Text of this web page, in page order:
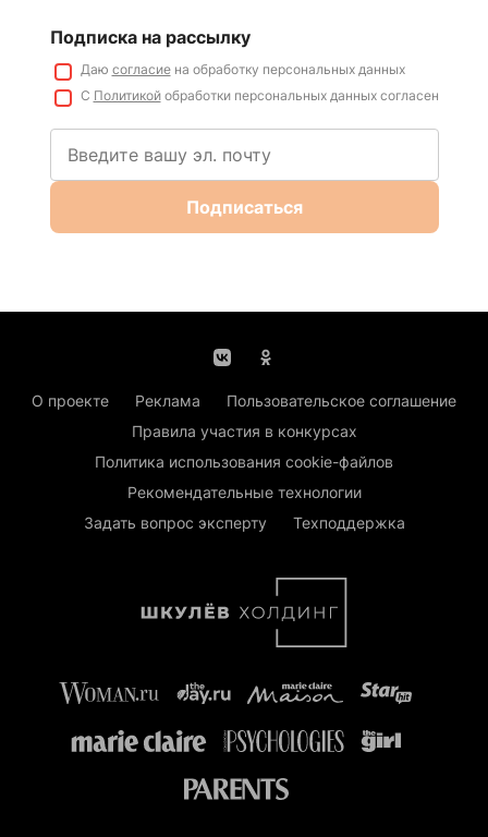
Подписка на рассылку
Даю согласиена обработку персональных данных
С Политикойобработки персональных данных согласен
Подписаться
О проекте Реклама
Пользовательское соглашение
Правила участия в конкурсах
Политика использования cookie-файлов
Рекомендательные технологии
Задать вопрос эксперту
Техподдержка